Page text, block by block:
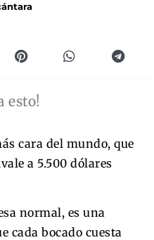
esto!
cara del mundo, que
a 5.500 dólares
normal, es una
cada bocado cuesta